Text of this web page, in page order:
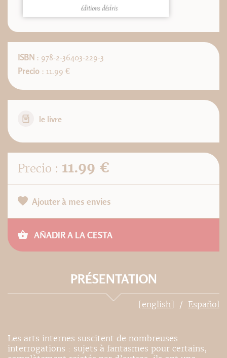
ISBN : 978-2-36403-229-3
Precio : 11.99 €
le livre
Precio : 11.99 €
Ajouter à mes envies
AÑADIR A LA CESTA
PRÉSENTATION
[english] Español
Les arts internes suscitent de nombreuses
interrogations : sujets à fantasmes pour certains,